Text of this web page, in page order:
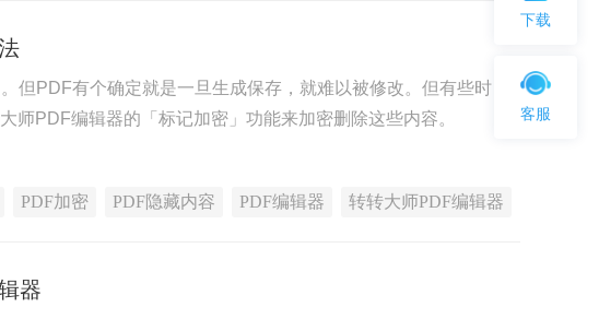
但PDF有个确定就是一旦生成保存，就难以被修改。但有些时
PDF编辑器的「标记加密」功能来加密删除这些内容。
PDF加密 PDF隐藏内容 PDF编辑器 转转大师PDF编辑器
器
下载
客服